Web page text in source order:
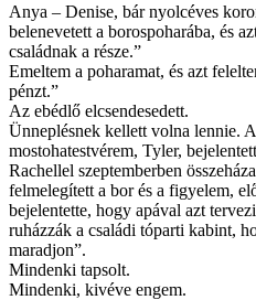
Anya – Denise, bár nyolcéves
belenevetett a borospoharába, és
családnak a része.”
Emeltem a poharamat, és azt
pénzt.”
Az ebédlő elcsendesedett.
Ünneplésnek kellett volna lennie.
mostohatestvérem, Tyler,
Rachellel szeptemberben
felmelegített a bor és a figyelem,
bejelentette, hogy apával azt
ruházzák a családi tóparti kabint,
maradjon”.
Mindenki tapsolt.
Mindenki, kivéve engem.